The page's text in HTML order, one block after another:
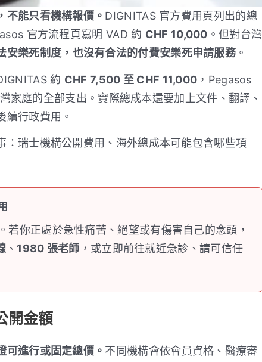
不能只看機構報價。 DIGNITAS 官方費用頁列出的總
官方流程頁寫明 VAD 約 CHF 10,000 。但對台灣
安樂死制度，也沒有合法的付費安樂死申請服務。
約 CHF 7,500 至 CHF 11,000 ，Pegasos
家庭的全部支出。實際總成本還要加上文件、翻譯、
續行政費用。
瑞士機構公開費用、海外總成本可能包含哪些項
你正處於急性痛苦、絕望或有傷害自己的念頭，
、 1980 張老師 ，或立即前往就近急診、請可信任
開金額
可進行或固定總價。 不同機構會依會員資格、醫療審